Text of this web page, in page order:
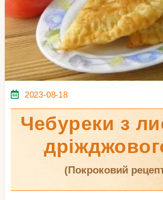
2023-08-18
Чебуреки з
(покроковий